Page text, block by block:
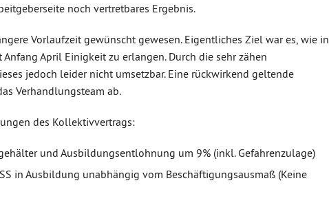
noch vertretbares Ergebnis.
Vorlaufzeit gewünscht gewesen. Eigentliches Ziel war es, wie in
April Einigkeit zu erlangen. Durch die sehr zähen
jedoch leider nicht umsetzbar. Eine rückwirkend geltende
Verhandlungsteam ab.
des Kollektivvertrags:
und Ausbildungsentlohnung um 9% (inkl. Gefahrenzulage)
in Ausbildung unabhängig vom Beschäftigungsausmaß (Keine